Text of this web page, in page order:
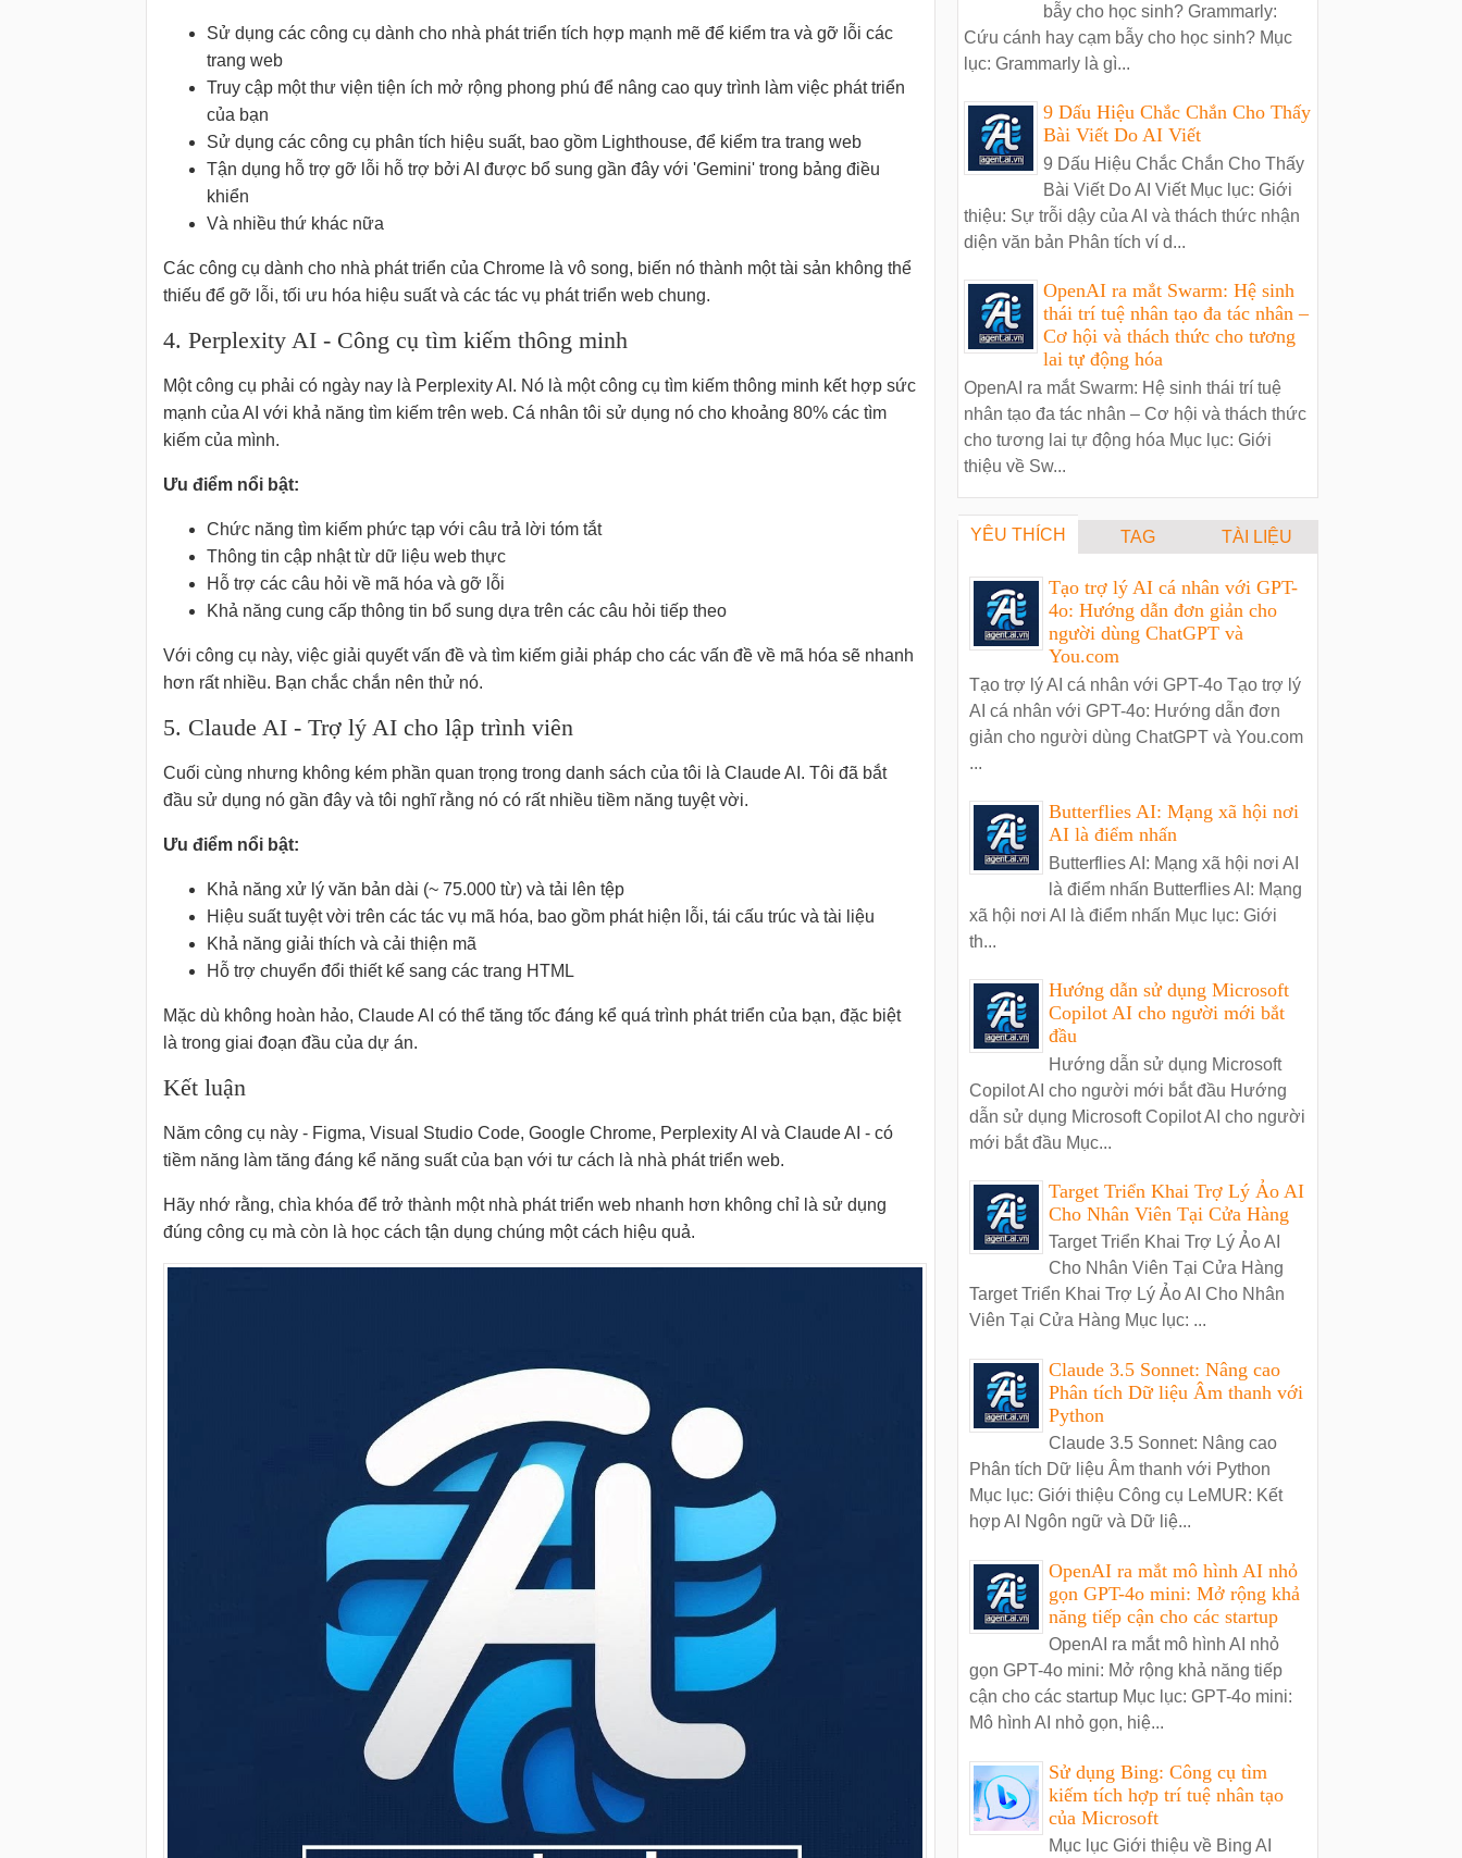
Sử dụng các công cụ dành cho nhà phát triển tích hợp mạnh mẽ để kiểm tra và gỡ lỗi các
trang web
Truy cập một thư viện tiện ích mở rộng phong phú để nâng cao quy trình làm việc phát triển
của bạn
Sử dụng các công cụ phân tích hiệu suất, bao gồm Lighthouse, để kiểm tra trang web
Tận dụng hỗ trợ gỡ lỗi hỗ trợ bởi AI được bổ sung gần đây với 'Gemini' trong bảng điều
khiển
Và nhiều thứ khác nữa
Các công cụ dành cho nhà phát triển của Chrome là vô song, biến nó thành một tài sản không thể
thiếu để gỡ lỗi, tối ưu hóa hiệu suất và các tác vụ phát triển web chung.
4. Perplexity AI - Công cụ tìm kiếm thông minh
Một công cụ phải có ngày nay là Perplexity AI. Nó là một công cụ tìm kiếm thông minh kết hợp sức
mạnh của AI với khả năng tìm kiếm trên web. Cá nhân tôi sử dụng nó cho khoảng 80% các tìm
kiếm của mình.
Ưu điểm nổi bật:
Chức năng tìm kiếm phức tạp với câu trả lời tóm tắt
Thông tin cập nhật từ dữ liệu web thực
Hỗ trợ các câu hỏi về mã hóa và gỡ lỗi
Khả năng cung cấp thông tin bổ sung dựa trên các câu hỏi tiếp theo
Với công cụ này, việc giải quyết vấn đề và tìm kiếm giải pháp cho các vấn đề về mã hóa sẽ nhanh
hơn rất nhiều. Bạn chắc chắn nên thử nó.
5. Claude AI - Trợ lý AI cho lập trình viên
Cuối cùng nhưng không kém phần quan trọng trong danh sách của tôi là Claude AI. Tôi đã bắt
đầu sử dụng nó gần đây và tôi nghĩ rằng nó có rất nhiều tiềm năng tuyệt vời.
Ưu điểm nổi bật:
Khả năng xử lý văn bản dài (~ 75.000 từ) và tải lên tệp
Hiệu suất tuyệt vời trên các tác vụ mã hóa, bao gồm phát hiện lỗi, tái cấu trúc và tài liệu
Khả năng giải thích và cải thiện mã
Hỗ trợ chuyển đổi thiết kế sang các trang HTML
Mặc dù không hoàn hảo, Claude AI có thể tăng tốc đáng kể quá trình phát triển của bạn, đặc biệt
là trong giai đoạn đầu của dự án.
Kết luận
Năm công cụ này - Figma, Visual Studio Code, Google Chrome, Perplexity AI và Claude AI - có
tiềm năng làm tăng đáng kể năng suất của bạn với tư cách là nhà phát triển web.
Hãy nhớ rằng, chìa khóa để trở thành một nhà phát triển web nhanh hơn không chỉ là sử dụng
đúng công cụ mà còn là học cách tận dụng chúng một cách hiệu quả.
bẫy cho học sinh? Grammarly:
Cứu cánh hay cạm bẫy cho học sinh? Mục
lục: Grammarly là gì...
9 Dấu Hiệu Chắc Chắn Cho Thấy
Bài Viết Do AI Viết
9 Dấu Hiệu Chắc Chắn Cho Thấy
Bài Viết Do AI Viết Mục lục: Giới
thiệu: Sự trỗi dậy của AI và thách thức nhận
diện văn bản Phân tích ví d...
OpenAI ra mắt Swarm: Hệ sinh
thái trí tuệ nhân tạo đa tác nhân –
Cơ hội và thách thức cho tương
lai tự động hóa
OpenAI ra mắt Swarm: Hệ sinh thái trí tuệ
nhân tạo đa tác nhân – Cơ hội và thách thức
cho tương lai tự động hóa Mục lục: Giới
thiệu về Sw...
YÊU THÍCH TAG TÀI LIỆU
Tạo trợ lý AI cá nhân với GPT-
4o: Hướng dẫn đơn giản cho
người dùng ChatGPT và
You.com
Tạo trợ lý AI cá nhân với GPT-4o Tạo trợ lý
AI cá nhân với GPT-4o: Hướng dẫn đơn
giản cho người dùng ChatGPT và You.com
...
Butterflies AI: Mạng xã hội nơi
AI là điểm nhấn
Butterflies AI: Mạng xã hội nơi AI
là điểm nhấn Butterflies AI: Mạng
xã hội nơi AI là điểm nhấn Mục lục: Giới
th...
Hướng dẫn sử dụng Microsoft
Copilot AI cho người mới bắt
đầu
Hướng dẫn sử dụng Microsoft
Copilot AI cho người mới bắt đầu Hướng
dẫn sử dụng Microsoft Copilot AI cho người
mới bắt đầu Mục...
Target Triển Khai Trợ Lý Ảo AI
Cho Nhân Viên Tại Cửa Hàng
Target Triển Khai Trợ Lý Ảo AI
Cho Nhân Viên Tại Cửa Hàng
Target Triển Khai Trợ Lý Ảo AI Cho Nhân
Viên Tại Cửa Hàng Mục lục: ...
Claude 3.5 Sonnet: Nâng cao
Phân tích Dữ liệu Âm thanh với
Python
Claude 3.5 Sonnet: Nâng cao
Phân tích Dữ liệu Âm thanh với Python
Mục lục: Giới thiệu Công cụ LeMUR: Kết
hợp AI Ngôn ngữ và Dữ liệ...
OpenAI ra mắt mô hình AI nhỏ
gọn GPT-4o mini: Mở rộng khả
năng tiếp cận cho các startup
OpenAI ra mắt mô hình AI nhỏ
gọn GPT-4o mini: Mở rộng khả năng tiếp
cận cho các startup Mục lục: GPT-4o mini:
Mô hình AI nhỏ gọn, hiệ...
Sử dụng Bing: Công cụ tìm
kiếm tích hợp trí tuệ nhân tạo
của Microsoft
Mục lục Giới thiệu về Bing AI